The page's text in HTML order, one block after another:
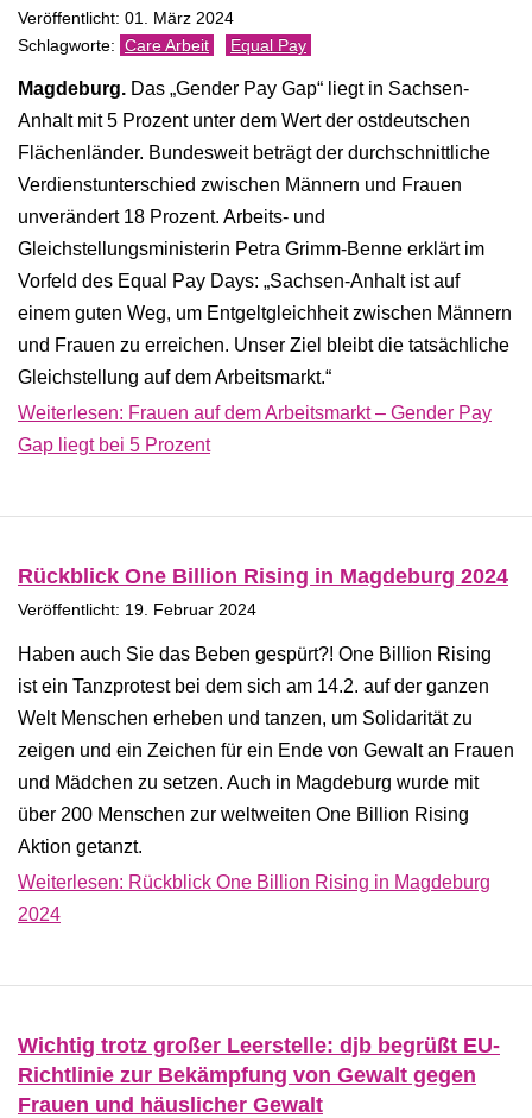
Veröffentlicht: 01. März 2024
Care Arbeit Equal Pay
Magdeburg. Das „Gender Pay Gap“ liegt in Sachsen-
Anhalt mit 5 Prozent unter dem Wert der ostdeutschen
Flächenländer. Bundesweit beträgt der durchschnittliche
Verdienstunterschied zwischen Männern und Frauen
unverändert 18 Prozent. Arbeits- und
Gleichstellungsministerin Petra Grimm-Benne erklärt im
Vorfeld des Equal Pay Days: „Sachsen-Anhalt ist auf
einem guten Weg, um Entgeltgleichheit zwischen Männern
und Frauen zu erreichen. Unser Ziel bleibt die tatsächliche
Gleichstellung auf dem Arbeitsmarkt.“
Weiterlesen: Frauen auf dem Arbeitsmarkt – Gender Pay
Gap liegt bei 5 Prozent
Rückblick One Billion Rising in Magdeburg 2024
Veröffentlicht: 19. Februar 2024
Haben auch Sie das Beben gespürt?! One Billion Rising
ist ein Tanzprotest bei dem sich am 14.2. auf der ganzen
Welt Menschen erheben und tanzen, um Solidarität zu
zeigen und ein Zeichen für ein Ende von Gewalt an Frauen
und Mädchen zu setzen. Auch in Magdeburg wurde mit
über 200 Menschen zur weltweiten One Billion Rising
Aktion getanzt.
Weiterlesen: Rückblick One Billion Rising in Magdeburg
2024
Wichtig trotz großer Leerstelle: djb begrüßt EU-
Richtlinie zur Bekämpfung von Gewalt gegen
Frauen und häuslicher Gewalt